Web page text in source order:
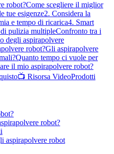
robot?Come scegliere il miglior
tue esigenze2. Considera la
e tempo di ricarica4. Smart
pulizia multipleConfronto tra i
degli aspirapolvere
robot?Gli aspirapolvere
Quanto tempo ci vuole per
il mio aspirapolvere robot?
📺 Risorsa VideoProdotti
robot?
aspirapolvere robot